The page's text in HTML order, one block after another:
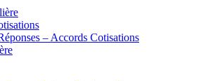
– Accords Cotisations